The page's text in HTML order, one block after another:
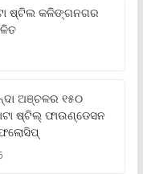
ଷ୍ଟିଲ କଳିଙ୍ଗନଗର
ଅଞ୍ଚଳର ୧୫୦
ଷ୍ଟିଲ୍ ଫାଉଣ୍ଡେସନ